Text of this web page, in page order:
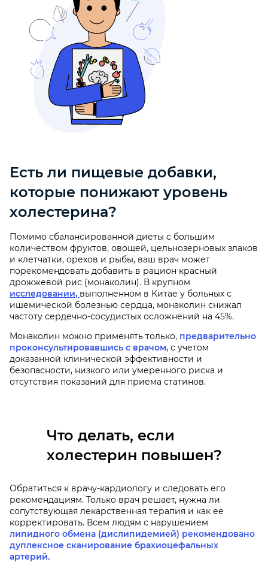
Есть ли пищевые добавки,
которые понижают уровень
холестерина?
Помимо сбалансированной диеты с большим
количеством фруктов, овощей, цельнозерновых злаков
и клетчатки, орехов и рыбы, ваш врач может
порекомендовать добавить в рацион красный
дрожжевой рис (монаколин). В крупном
исследовании, выполненном в Китае у больных с
ишемической болезнью сердца, монаколин снижал
частоту сердечно-сосудистых осложнений на 45%.
Монаколин можно применять только, предварительно
проконсультировавшись с врачом, с учетом
доказанной клинической эффективности и
безопасности, низкого или умеренного риска и
отсутствия показаний для приема статинов.
Что делать, если
холестерин повышен?
Обратиться к врачу-кардиологу и следовать его
рекомендациям. Только врач решает, нужна ли
сопутствующая лекарственная терапия и как ее
корректировать. Всем людям с нарушением
липидного обмена (дислипидемией) рекомендовано
дуплексное сканирование брахиоцефальных
артерий.